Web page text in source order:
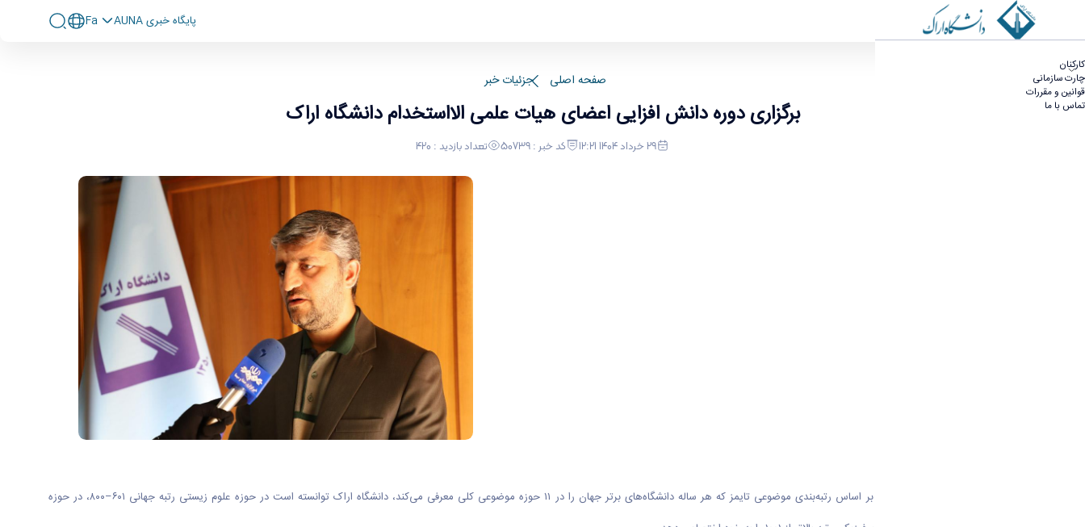
کارکنان
چارت سازمانی
قوانین و مقررات
تماس با ما
پايگاه خبری AUNA Fa
برگزاری دوره دانش افزایی اعضای هیات علمی الااستخدام دانشگاه اراک - برنامه و بودجه
صفحه اصلی جزئیات خبر
برگزاری دوره دانش افزایی اعضای هیات علمی الااستخدام دانشگاه اراک
29 خرداد 1404 12:21 کد خبر : 50739 تعداد بازدید : 420
به گزارش روابط عمومی دانشگاه اراک بر اساس رتبه‌بندی موضوعی تایمز که هر ساله دانشگاه‌های برتر جهان را در ۱۱ حوزه موضوعی کلی معرفی می‌کند، دانشگاه اراک توانسته است در حوزه علوم زیستی رتبه جهانی ۶۰۱–۸۰۰، در حوزه